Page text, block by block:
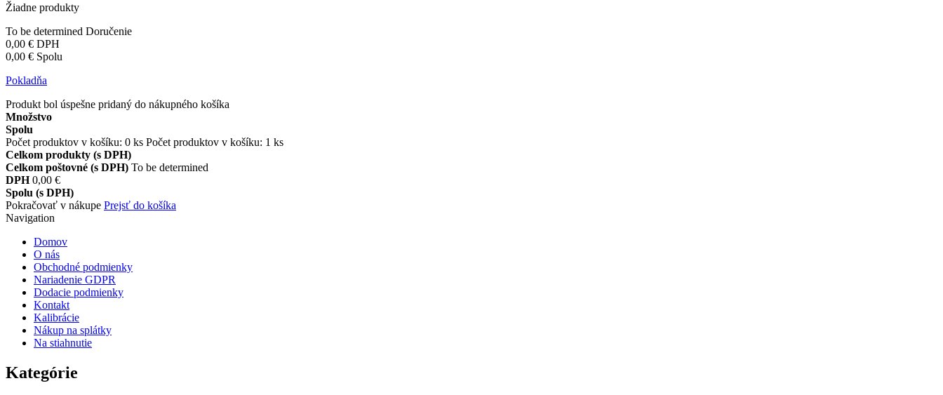
Žiadne produkty
To be determined Doručenie
0,00 € DPH
0,00 € Spolu
Pokladňa
Produkt bol úspešne pridaný do nákupného košíka
Množstvo
Spolu
Počet produktov v košíku: 0 ks Počet produktov v košíku: 1 ks
Celkom produkty (s DPH)
Celkom poštovné (s DPH) To be determined
DPH 0,00 €
Spolu (s DPH)
Pokračovať v nákupe Prejsť do košíka
Navigation
Domov
O nás
Obchodné podmienky
Nariadenie GDPR
Dodacie podmienky
Kontakt
Kalibrácie
Nákup na splátky
Na stiahnutie
Kategórie